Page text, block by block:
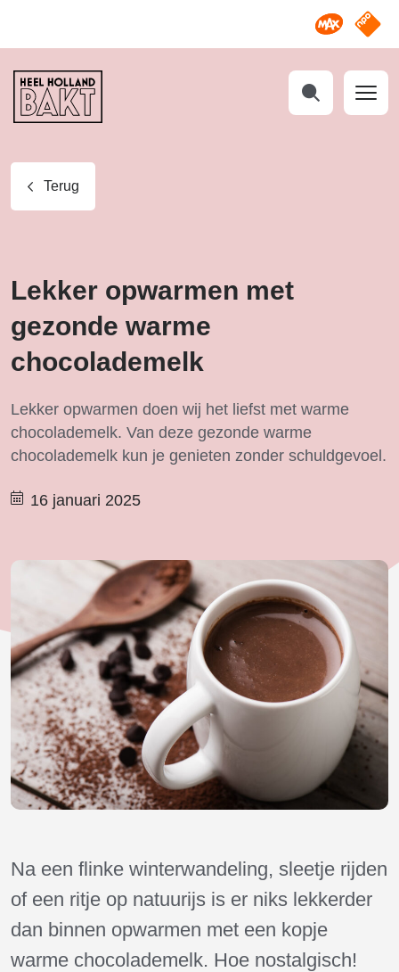
Omroep
NPO
Heel
Holland
Bakt
Terug
Lekker opwarmen met
gezonde warme
chocolademelk
Lekker opwarmen doen wij het liefst met warme
chocolademelk. Van deze gezonde warme
chocolademelk kun je genieten zonder schuldgevoel.
16 januari 2025
Na een flinke winterwandeling, sleetje rijden
of een ritje op natuurijs is er niks lekkerder
dan binnen opwarmen met een kopje
warme chocolademelk. Hoe nostalgisch!